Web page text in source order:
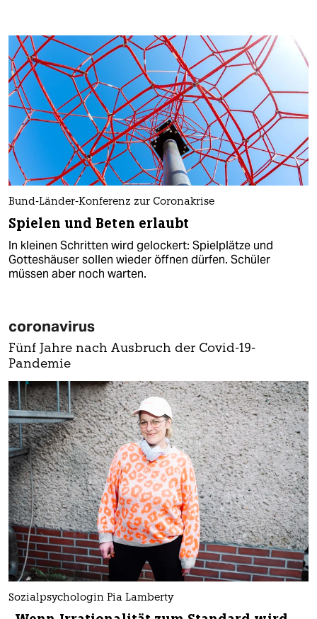
Bund-Länder-Konferenz zur Coronakrise
Spielen und Beten erlaubt
In kleinen Schritten wird gelockert: Spielplätze und
Gotteshäuser sollen wieder öffnen dürfen. Schüler
müssen aber noch warten.
coronavirus
Fünf Jahre nach Ausbruch der Covid-19-
Pandemie
Sozialpsychologin Pia Lamberty